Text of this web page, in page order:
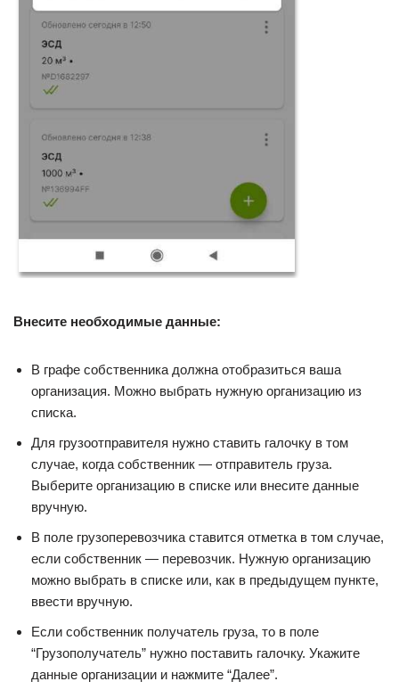
Внесите необходимые данные:
В графе собственника должна отобразиться ваша
организация. Можно выбрать нужную организацию из
списка.
Для грузоотправителя нужно ставить галочку в том
случае, когда собственник — отправитель груза.
Выберите организацию в списке или внесите данные
вручную.
В поле грузоперевозчика ставится отметка в том случае,
если собственник — перевозчик. Нужную организацию
можно выбрать в списке или, как в предыдущем пункте,
ввести вручную.
Если собственник получатель груза, то в поле
“Грузополучатель” нужно поставить галочку. Укажите
данные организации и нажмите “Далее”.